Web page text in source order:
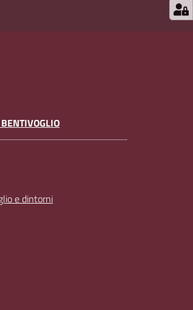
e dintorni